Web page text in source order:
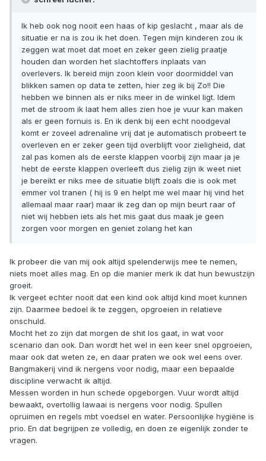
Ik heb ook nog nooit een haas of kip geslacht , maar als de
situatie er na is zou ik het doen. Tegen mijn kinderen zou ik
zeggen wat moet dat moet en zeker geen zielig praatje
houden dan worden het slachtoffers inplaats van
overlevers. Ik bereid mijn zoon klein voor doormiddel van
blikken samen op data te zetten, hier zeg ik bij Zo!! Die
hebben we binnen als er niks meer in de winkel ligt. Idem
met de stroom ik laat hem alles zien hoe je vuur kan maken
als er geen fornuis is. En ik denk bij een echt noodgeval
komt er zoveel adrenaline vrij dat je automatisch probeert te
overleven en er zeker geen tijd overblijft voor zieligheid, dat
zal pas komen als de eerste klappen voorbij zijn maar ja je
hebt de eerste klappen overleeft dus zielig zijn ik weet niet
je bereikt er niks mee de situatie blijft zoals die is ook met
emmer vol tranen ( hij is 9 en helpt me wel maar hij vind het
allemaal maar raar) maar ik zeg dan op mijn beurt raar of
niet wij hebben iets als het mis gaat dus maak je geen
zorgen voor morgen en geniet zolang het kan
Ik probeer die van mij ook altijd spelenderwijs mee te nemen,
niets moet alles mag. En op die manier merk ik dat hun bewustzijn
groeit.
Ik vergeet echter nooit dat een kind ook altijd kind moet kunnen
zijn. Daarmee bedoel ik te zeggen, opgroeien in relatieve
onschuld.
Mocht het zo zijn dat morgen de shit los gaat, in wat voor
scenario dan ook. Dan wordt het wel in een keer snel opgroeien,
maar ook dat weten ze, en daar praten we ook wel eens over.
Bangmakerij vind ik nergens voor nodig, maar een bepaalde
discipline verwacht ik altijd.
Messen worden in hun schede opgeborgen. Vuur wordt altijd
bewaakt, overtollig lawaai is nergens voor nodig. Spullen
opruimen en regels mbt voedsel en water. Persoonlijke hygiëne is
prio. En dat begrijpen ze volledig, en doen ze eigenlijk zonder te
vragen.